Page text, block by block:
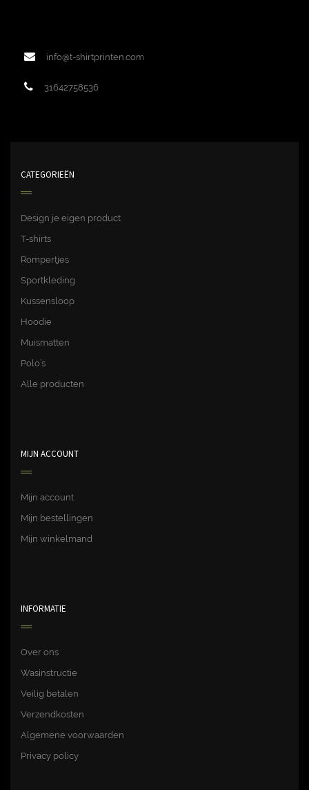
info@t-shirtprinten.com
31642758536
CATEGORIEËN
Design je eigen product
T-shirts
Rompertjes
Sportkleding
Kussensloop
Hoodie
Muismatten
Polo’s
Alle producten
MIJN ACCOUNT
Mijn account
Mijn bestellingen
Mijn winkelmand
INFORMATIE
Over ons
Wasinstructie
Veilig betalen
Verzendkosten
Algemene voorwaarden
Privacy policy